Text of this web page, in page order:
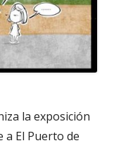
la exposición
a El Puerto de